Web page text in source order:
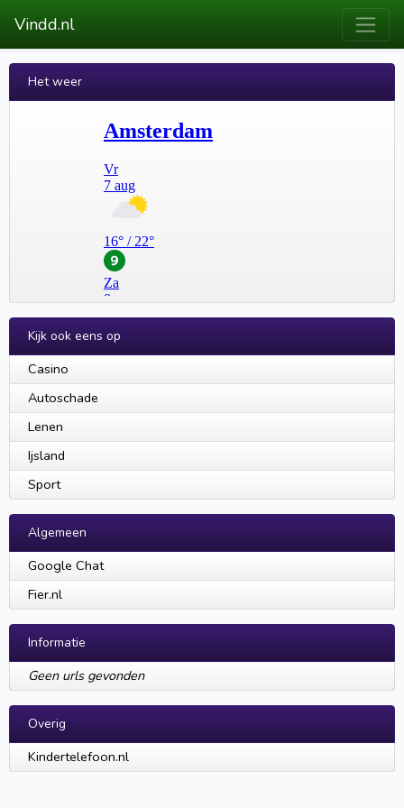
Vindd.nl
Het weer
Kijk ook eens op
Casino
Autoschade
Lenen
Ijsland
Sport
Algemeen
Google Chat
Fier.nl
Informatie
Geen urls gevonden
Overig
Kindertelefoon.nl